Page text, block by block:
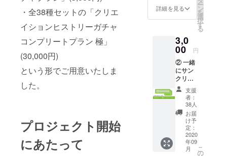
・全38種セットの「クリエ
イションヒストリーガチャ
コンプリートプラン 極」
(30,000円)
という形でご用意いたしま
した。
プロジェクト開始
にあたって
もちろん社
会の中で開
以上、十分
な対策は必
要ですが、
人間はパン
のみに生き
るにあら
ず。心の楽
しさを求め
るのは大切
なことです
し、過度の
r終了後
に、御
礼およ
書き下
ろしの
当日レ
ポート
をメー
ルでお
送りし
ます。
ここだ
けの裏
話がお
伝えで
きれば
と！ ご
希望さ
詳細を見る ー
ン
を
選
択
す
る
3,0
00 円
② 一緒
にサン
クリを
作りま
しょ
う！
「気分
はス
タッ
フ！限
定グッ
ズプラ
支援
者：
38人
お届
け予
定：
2020
年09
月
こ
の